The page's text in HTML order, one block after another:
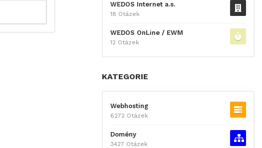
WEDOS Internet a.s.
18 Otázek
WEDOS OnLine / EWM
12 Otázek
KATEGORIE
Webhosting
6272 Otázek
Domény
3427 Otázek